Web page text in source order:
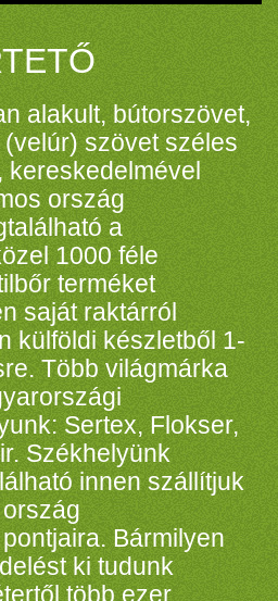
alakult, bútorszövet,
szövet széles
kereskedelmével
ország
a
1000 féle
terméket
saját raktárról
külföldi készletből 1-
Több világmárka
Sertex, Flokser,
Székhelyünk
innen szállítjuk
Bármilyen
ki tudunk
több ezer